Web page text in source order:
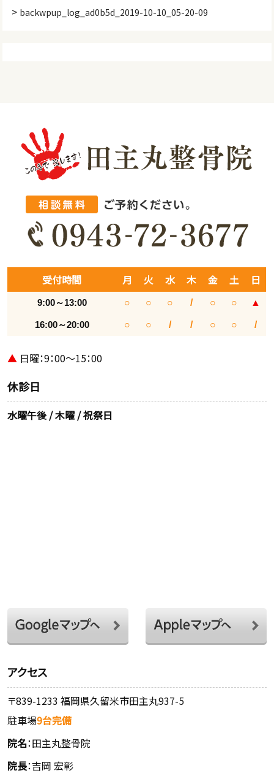
> backwpup_log_ad0b5d_2019-10-10_05-20-09
受付時間 月 火 水 木 金 土 日
9:00～13:00 ○ ○ ○ / ○ ○ ▲
16:00～20:00 ○ ○ / / ○ ○ /
▲ 日曜：9：00～15：00
休診日
水曜午後 / 木曜 / 祝祭日
アクセス
〒839-1233 福岡県久留米市田主丸937-5
駐車場9台完備
院名：田主丸整骨院
院長：吉岡 宏彰